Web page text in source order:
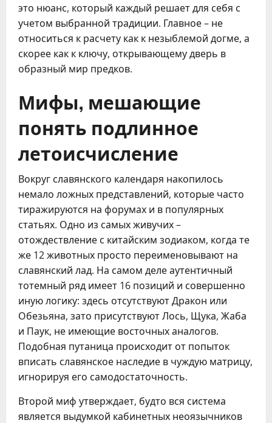
это нюанс, который каждый решает для себя с
учетом выбранной традиции. Главное – не
относиться к расчету как к незыблемой догме, а
скорее как к ключу, открывающему дверь в
образный мир предков.
Мифы, мешающие
понять подлинное
летоисчисление
Вокруг славянского календаря накопилось
немало ложных представлений, которые часто
тиражируются на форумах и в популярных
статьях. Одно из самых живучих –
отождествление с китайским зодиаком, когда те
же 12 животных просто переименовывают на
славянский лад. На самом деле аутентичный
тотемный ряд имеет 16 позиций и совершенно
иную логику: здесь отсутствуют Дракон или
Обезьяна, зато присутствуют Лось, Щука, Жаба
и Паук, не имеющие восточных аналогов.
Подобная путаница происходит от попыток
вписать славянское наследие в чуждую матрицу,
игнорируя его самодостаточность.
Второй миф утверждает, будто вся система
является выдумкой кабинетных неоязычников